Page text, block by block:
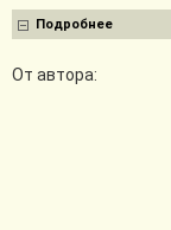
Подробнее
От автора: